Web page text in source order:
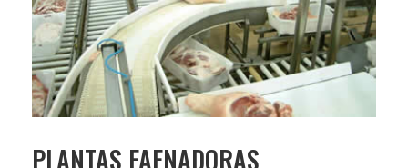
PLANTAS FAENADORAS